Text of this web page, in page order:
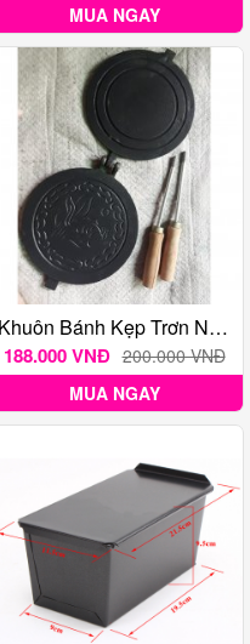
MUA NGAY
Khuôn Bánh Kẹp Trơn Nhôm Chống Dính Huỳnh Anh Size Lớn- 20 Cm
188.000 VNĐ 200.000 VNĐ
MUA NGAY